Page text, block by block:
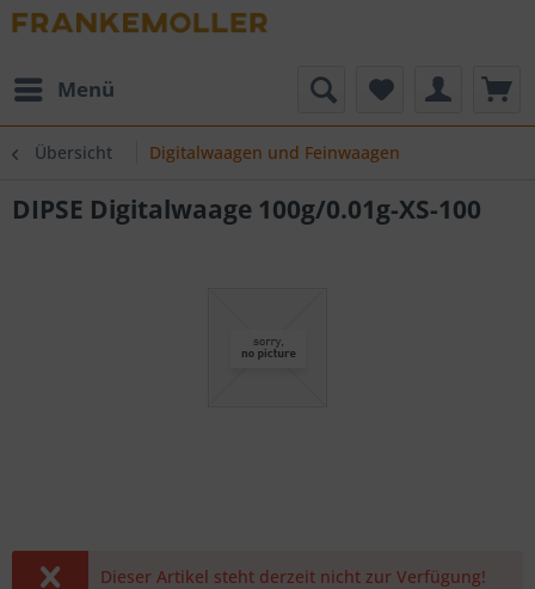
Menü
Übersicht Digitalwaagen und Feinwaagen
DIPSE Digitalwaage 100g/0.01g-XS-100
Dieser Artikel steht derzeit nicht zur Verfügung!